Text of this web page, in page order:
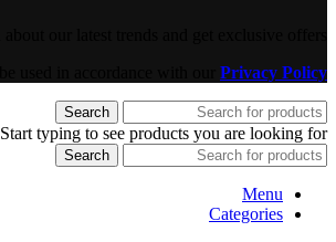
Privacy Policy
Search
Start typing to see products you are looking for.
Search
Menu
Categories